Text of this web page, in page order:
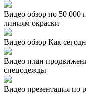
Видео обзор по 50 000
линиям окраски
Видео обзор Как
Видео план
спецодежды
Видео презентация по